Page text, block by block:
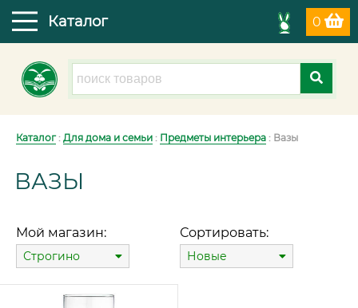
0
Каталог
Каталог: Для дома и семьи : Предметы интерьера : Вазы
ВАЗЫ
Мой магазин:
Строгино
Сортировать:
Новые